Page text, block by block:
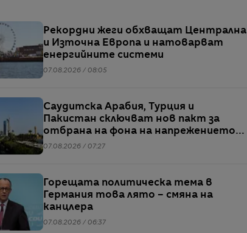
Рекордни жеги обхващат Централна
и Източна Европа и натоварват
енергийните системи
07.08.2026 / 08:05
Саудитска Арабия, Турция и
Пакистан сключват нов пакт за
отбрана на фона на напрежението
между САЩ и Иран
07.08.2026 / 07:27
Горещата политическа тема в
Германия това лято – смяна на
канцлера
07.08.2026 / 06:37